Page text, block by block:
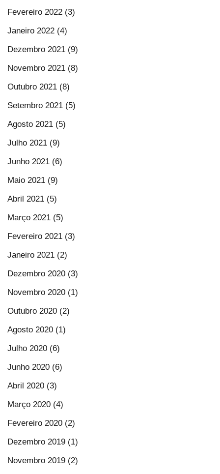
Fevereiro 2022 (3)
Janeiro 2022 (4)
Dezembro 2021 (9)
Novembro 2021 (8)
Outubro 2021 (8)
Setembro 2021 (5)
Agosto 2021 (5)
Julho 2021 (9)
Junho 2021 (6)
Maio 2021 (9)
Abril 2021 (5)
Março 2021 (5)
Fevereiro 2021 (3)
Janeiro 2021 (2)
Dezembro 2020 (3)
Novembro 2020 (1)
Outubro 2020 (2)
Agosto 2020 (1)
Julho 2020 (6)
Junho 2020 (6)
Abril 2020 (3)
Março 2020 (4)
Fevereiro 2020 (2)
Dezembro 2019 (1)
Novembro 2019 (2)